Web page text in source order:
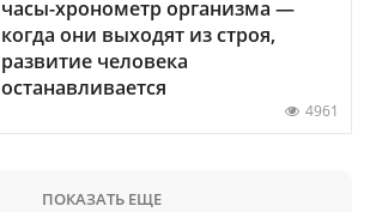
часы-хронометр организма —
когда они выходят из строя,
развитие человека
останавливается
4961
ПОКАЗАТЬ ЕЩЕ